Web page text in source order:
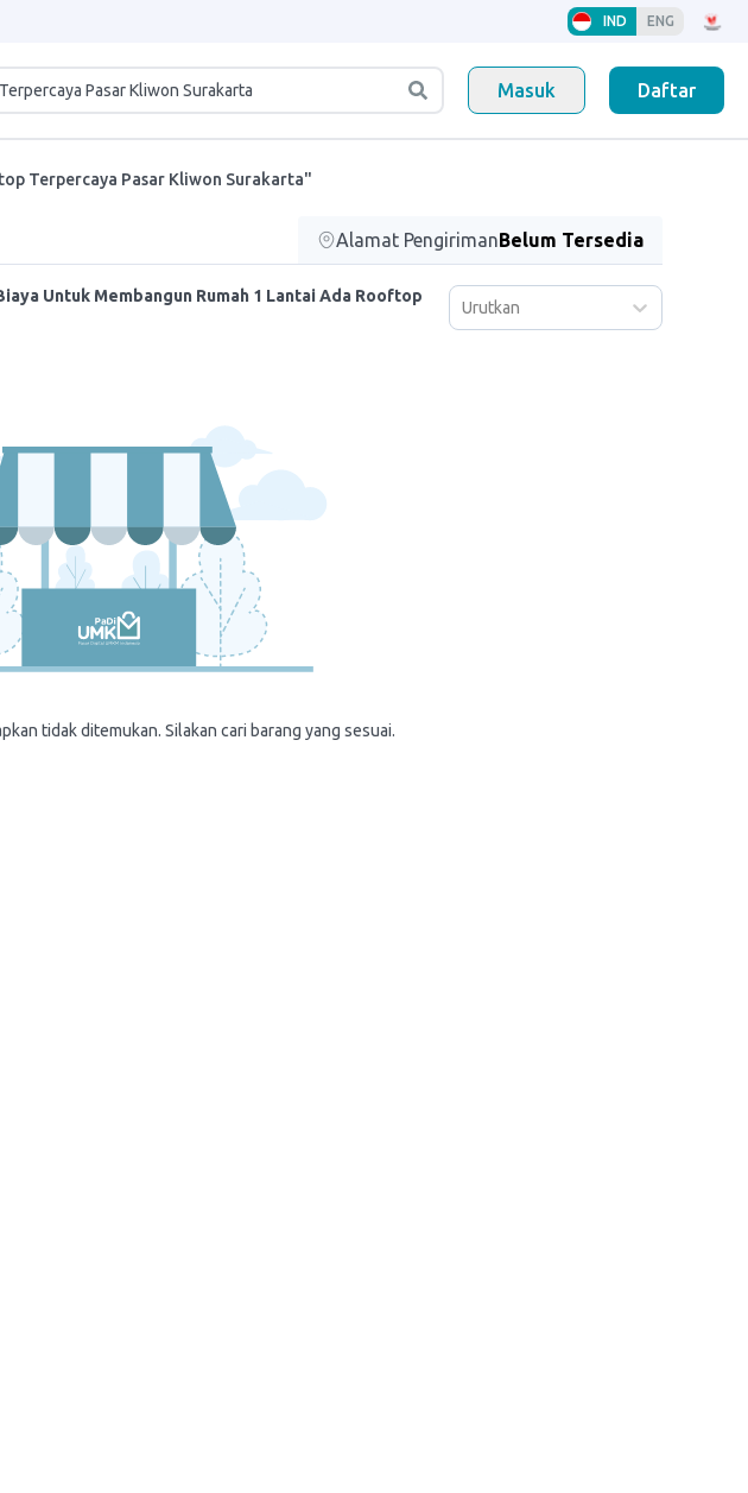
IND ENG
Masuk Daftar
Terpercaya Pasar Kliwon Surakarta"
Alamat PengirimanBelum Tersedia
Untuk Membangun Rumah 1 Lantai Ada Rooftop
Urutkan
tidak ditemukan. Silakan cari barang yang sesuai.